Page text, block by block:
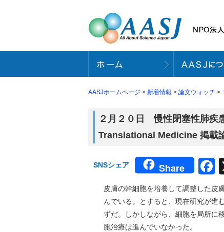
AASJホームページ > 新着情報 > 論文ウォッチ >
２月２０日 慢性閉塞性肺疾
Translational Medicine 掲載
SNSシェア Share
皮膚の幹細胞を培養して調整した皮
んでいる。とすると、現在研究が進
ずだ。しかしながら、細胞を局所に
胞治療は進んでいなかった。